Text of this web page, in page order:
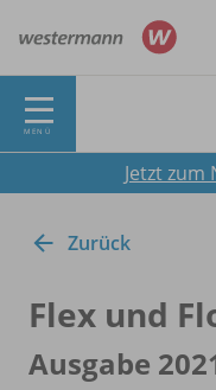
MENÜ
Jetzt
Zurück
Flex und
Ausgabe